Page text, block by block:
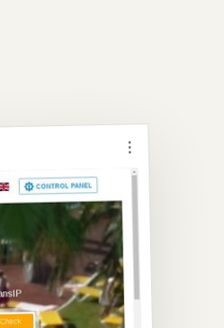
⋮